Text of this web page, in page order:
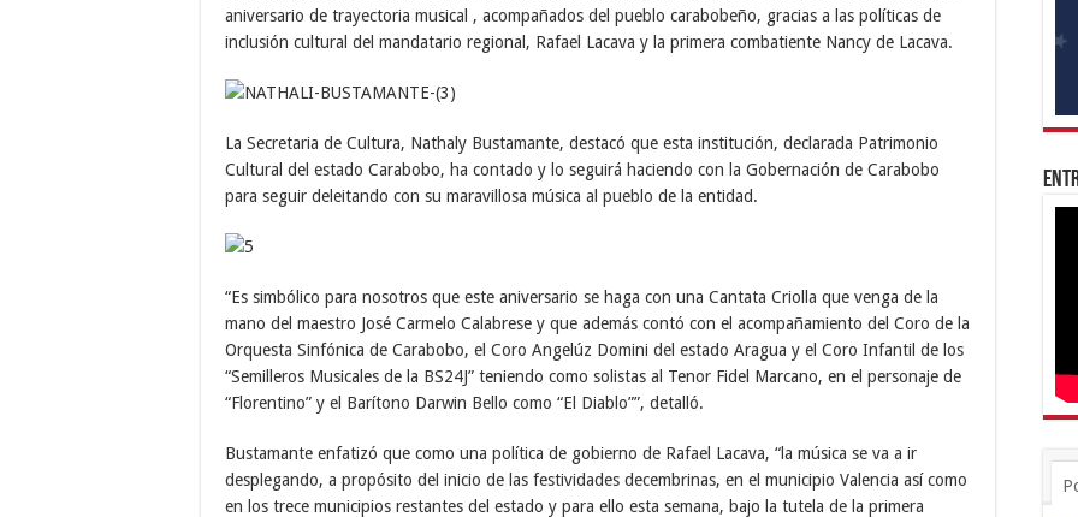
aniversario de trayectoria musical , acompañados del pueblo carabobeño, gracias a las políticas de
inclusión cultural del mandatario regional, Rafael Lacava y la primera combatiente Nancy de Lacava.
La Secretaria de Cultura, Nathaly Bustamante, destacó que esta institución, declarada Patrimonio
Cultural del estado Carabobo, ha contado y lo seguirá haciendo con la Gobernación de Carabobo
para seguir deleitando con su maravillosa música al pueblo de la entidad.
“Es simbólico para nosotros que este aniversario se haga con una Cantata Criolla que venga de la
mano del maestro José Carmelo Calabrese y que además contó con el acompañamiento del Coro de la
Orquesta Sinfónica de Carabobo, el Coro Angelúz Domini del estado Aragua y el Coro Infantil de los
“Semilleros Musicales de la BS24J” teniendo como solistas al Tenor Fidel Marcano, en el personaje de
“Florentino” y el Barítono Darwin Bello como “El Diablo””, detalló.
Bustamante enfatizó que como una política de gobierno de Rafael Lacava, “la música se va a ir
desplegando, a propósito del inicio de las festividades decembrinas, en el municipio Valencia así como
en los trece municipios restantes del estado y para ello esta semana, bajo la tutela de la primera